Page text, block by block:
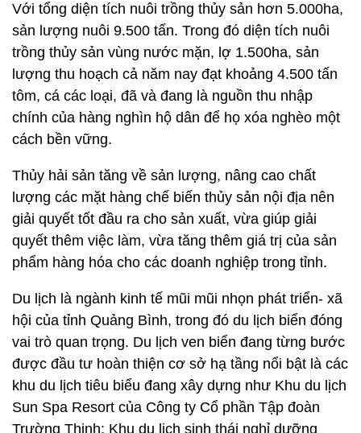
Với tổng diện tích nuôi trồng thủy sản hơn 5.000ha,
sản lượng nuôi 9.500 tấn. Trong đó diện tích nuôi
trồng thủy sản vùng nước mặn, lợ 1.500ha, sản
lượng thu hoạch cả năm nay đạt khoảng 4.500 tấn
tôm, cá các loại, đã và đang là nguồn thu nhập
chính của hàng nghìn hộ dân để họ xóa nghèo một
cách bền vững.
Thủy hải sản tăng về sản lượng, nâng cao chất
lượng các mặt hàng chế biến thủy sản nội địa nên
giải quyết tốt đầu ra cho sản xuất, vừa giúp giải
quyết thêm việc làm, vừa tăng thêm giá trị của sản
phẩm hàng hóa cho các doanh nghiệp trong tỉnh.
Du lịch là ngành kinh tế mũi mũi nhọn phát triển- xã
hội của tỉnh Quảng Bình, trong đó du lịch biển đóng
vai trò quan trọng. Du lịch ven biển đang từng bước
được đầu tư hoàn thiện cơ sở hạ tầng nổi bật là các
khu du lịch tiêu biểu đang xây dựng như Khu du lịch
Sun Spa Resort của Công ty Cổ phần Tập đoàn
Trường Thịnh; Khu du lịch sinh thái nghỉ dưỡng